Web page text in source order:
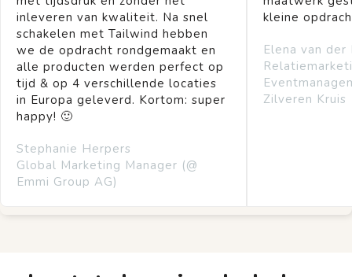
inleveren van kwaliteit. Na snel
schakelen met Tailwind hebben
we de opdracht rondgemaakt en
alle producten werden perfect op
tijd & op 4 verschillende locaties
in Europa geleverd. Kortom: super
happy! 🙂
Stephanie Herpers
Global Marketing Manager (@
Emmi Group AG)
kleine
Elena van der
Zilveren Kruis